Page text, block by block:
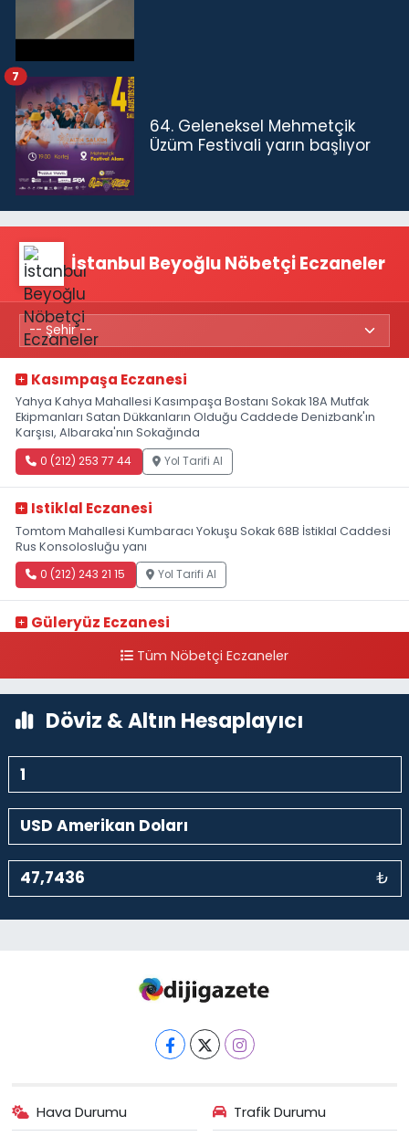
64. Geleneksel Mehmetçik
Üzüm Festivali yarın başlıyor
7
İstanbul Beyoğlu Nöbetçi Eczaneler
Kasımpaşa Eczanesi
Yahya Kahya Mahallesi Kasımpaşa Bostanı Sokak 18A Mutfak
Ekipmanları Satan Dükkanların Olduğu Caddede Denizbank'ın
Karşısı, Albaraka'nın Sokağında
0 (212) 253 77 44 Yol Tarifi Al
Istiklal Eczanesi
Tomtom Mahallesi Kumbaracı Yokuşu Sokak 68B İstiklal Caddesi
Rus Konsolosluğu yanı
0 (212) 243 21 15 Yol Tarifi Al
Güleryüz Eczanesi
kalaycıbahçe Meydana DoğruTüm Nöbetçi Eczaneler
Döviz & Altın Hesaplayıcı
₺
Hava Durumu Trafik Durumu